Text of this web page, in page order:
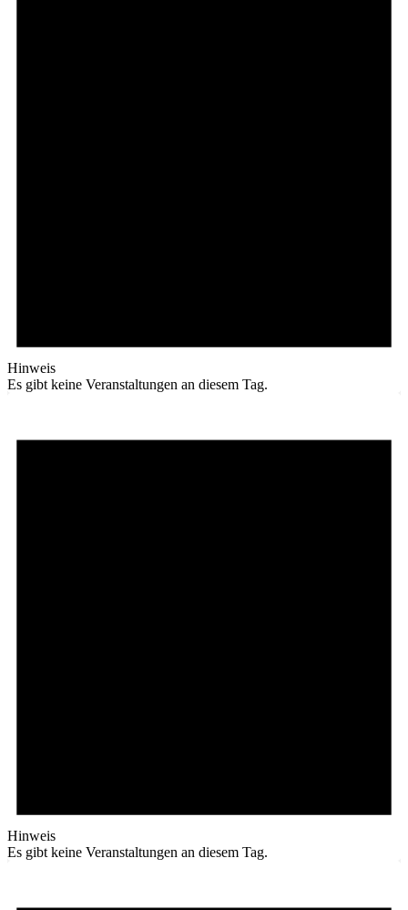
Hinweis
Es gibt keine Veranstaltungen an diesem Tag.
Hinweis
Es gibt keine Veranstaltungen an diesem Tag.